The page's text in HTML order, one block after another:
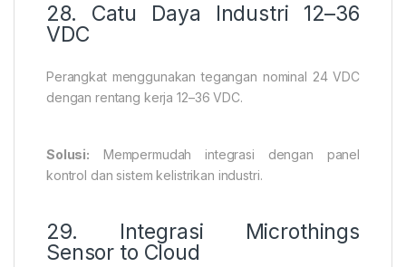
28. Catu Daya Industri 12–36
VDC
Perangkat menggunakan tegangan nominal 24 VDC
dengan rentang kerja 12–36 VDC.
Solusi: Mempermudah integrasi dengan panel
kontrol dan sistem kelistrikan industri.
29. Integrasi Microthings
Sensor to Cloud